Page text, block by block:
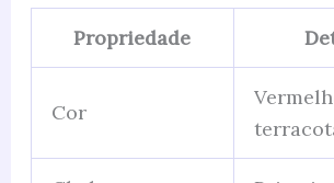
Propriedade
Cor